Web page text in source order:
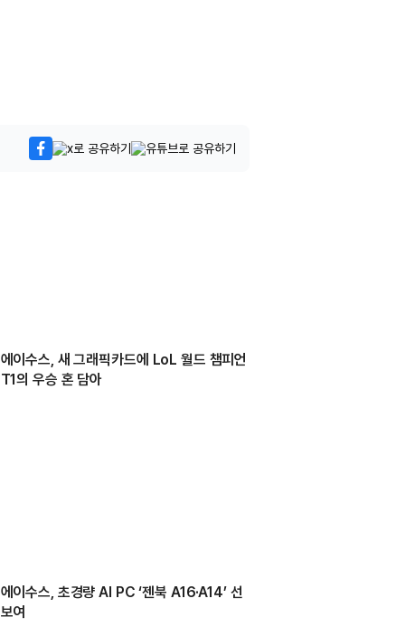
에이수스, 새 그래픽카드에 LoL 월드 챔피언
T1의 우승 혼 담아
에이수스, 초경량 AI PC ‘젠북 A16·A14’ 선
보여